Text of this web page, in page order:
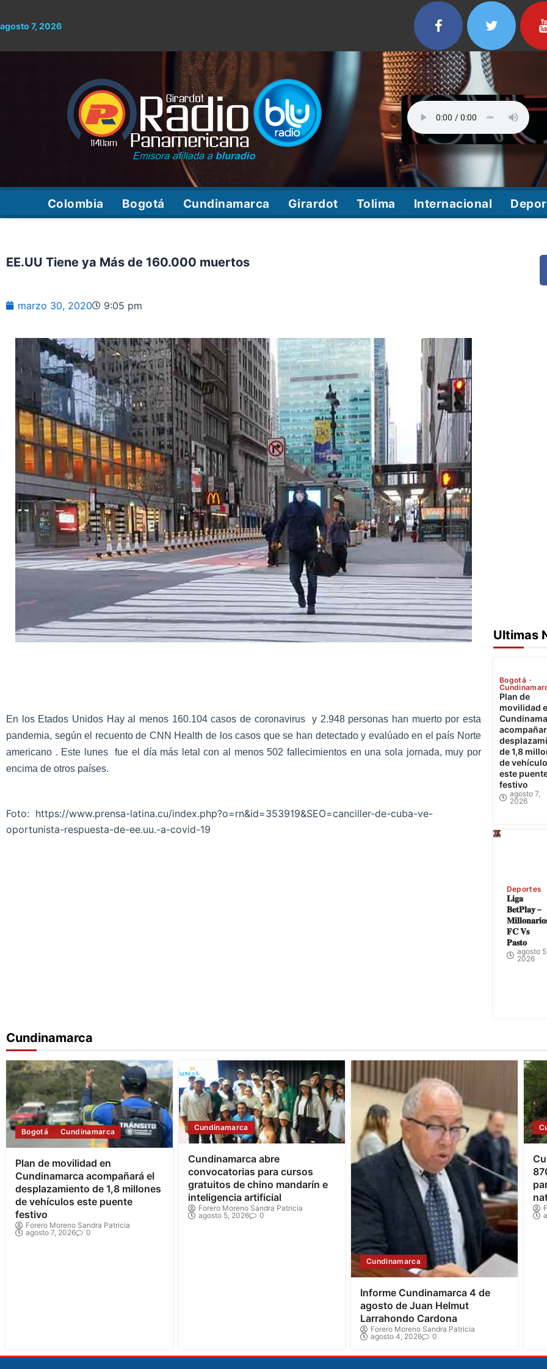
al
agosto 7, 2026
Colombia Bogotá Cundinamarca Girardot Tolima Internacional
EE.UU Tiene ya Más de 160.000 muertos
marzo 30, 2020 9:05 pm
En los Etados Unidos Hay al menos 160.104 casos de coronavirus y 2.948 personas han muerto por esta
pandemia, según el recuento de CNN Health de los casos que se han detectado y evalúado en el país Norte
americano . Este lunes fue el día más letal con al menos 502 fallecimientos en una sola jornada, muy por
encima de otros países.
Foto: https://www.prensa-latina.cu/index.php?o=rn&id=353919&SEO=canciller-de-cuba-ve-
oportunista-respuesta-de-ee.uu.-a-covid-19
Ultimas
Bogotá
Plan de
movilidad
de 1,8
de
este
festivo
agosto 7,
2026
Deportes
𝐋𝐢𝐠𝐚
𝐁𝐞𝐭𝐏𝐥𝐚𝐲 –
𝐅𝐂 𝐕𝐬
𝐏𝐚𝐬𝐭𝐨
agosto
2026
Cundinamarca
Bogotá Cundinamarca
Plan de movilidad en
Cundinamarca acompañará el
desplazamiento de 1,8 millones
de vehículos este puente
festivo
Forero Moreno Sandra Patricia
agosto 7, 2026
0
Cundinamarca
Cundinamarca abre
convocatorias para cursos
gratuitos de chino mandarín e
inteligencia artificial
Forero Moreno Sandra Patricia
agosto 5, 2026
0
Cundinamarca
Informe Cundinamarca 4 de
agosto de Juan Helmut
Larrahondo Cardona
Forero Moreno Sandra Patricia
agosto 4, 2026
0